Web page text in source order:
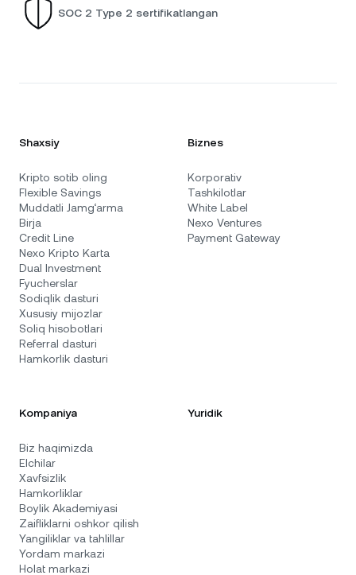
SOC 2 Type 2 sertifikatlangan
Shaxsiy
Kripto sotib oling
Flexible Savings
Muddatli Jamg‘arma
Birja
Credit Line
Nexo Kripto Karta
Dual Investment
Fyucherslar
Sodiqlik dasturi
Xususiy mijozlar
Soliq hisobotlari
Referral dasturi
Hamkorlik dasturi
Biznes
Korporativ
Tashkilotlar
White Label
Nexo Ventures
Payment Gateway
Kompaniya
Biz haqimizda
Elchilar
Xavfsizlik
Hamkorliklar
Boylik Akademiyasi
Zaifliklarni oshkor qilish
Yangiliklar va tahlillar
Yordam markazi
Holat markazi
Yuridik